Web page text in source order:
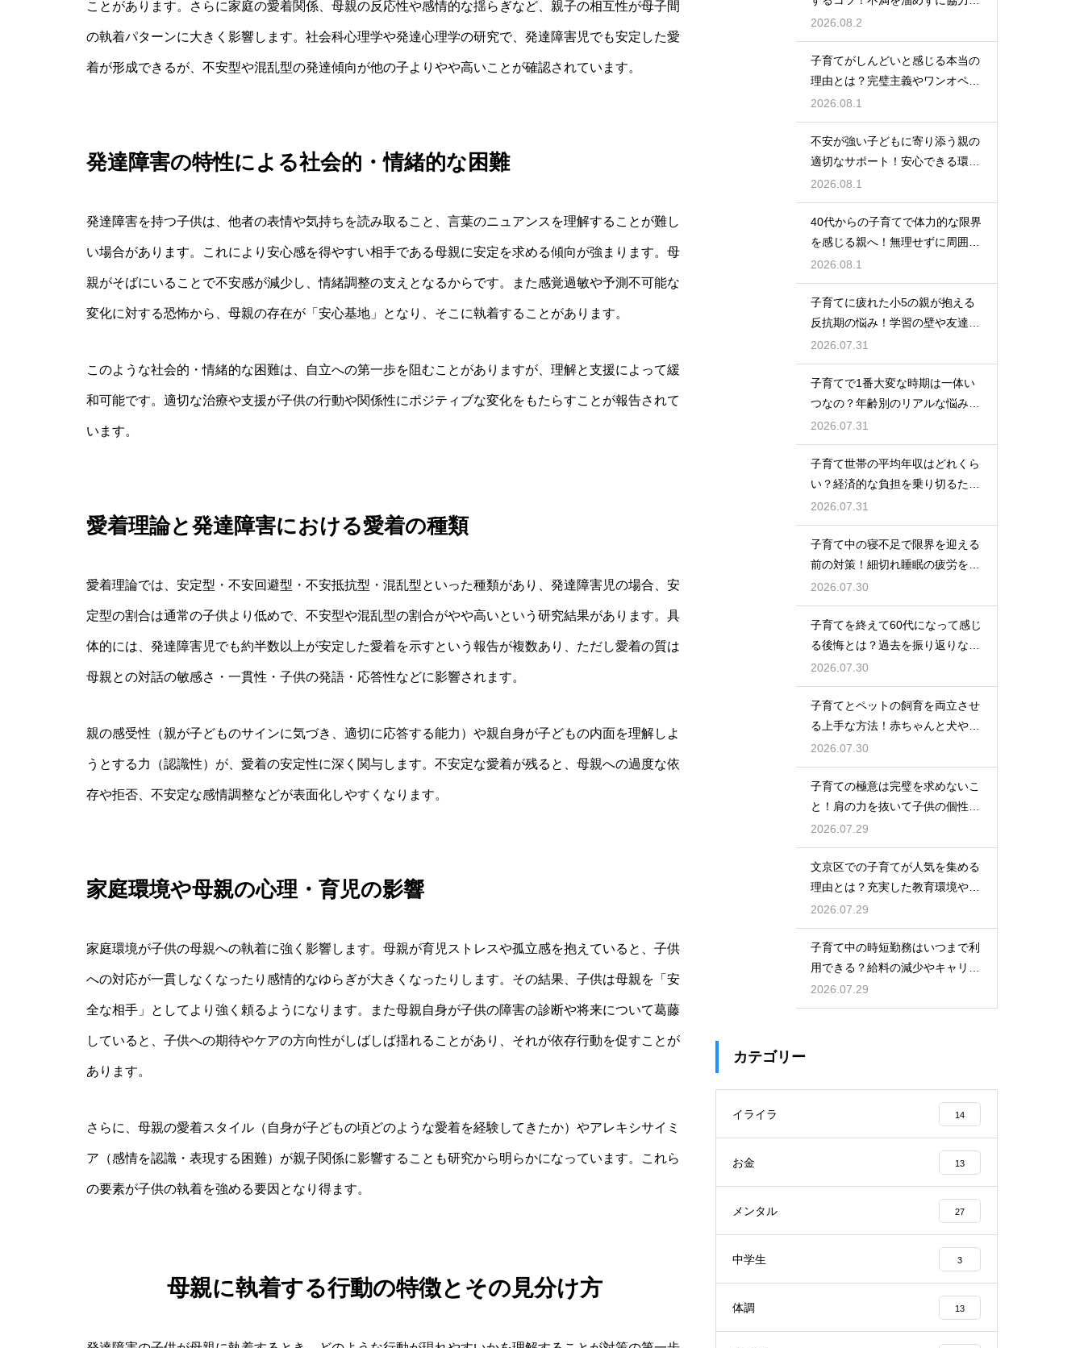
ことがあります。さらに家庭の愛着関係、母親の反応性や感情的な揺らぎなど、親子の相互性が母子間
の執着パターンに大きく影響します。社会科心理学や発達心理学の研究で、発達障害児でも安定した愛
着が形成できるが、不安型や混乱型の発達傾向が他の子よりやや高いことが確認されています。
発達障害の特性による社会的・情緒的な困難
発達障害を持つ子供は、他者の表情や気持ちを読み取ること、言葉のニュアンスを理解することが難し
い場合があります。これにより安心感を得やすい相手である母親に安定を求める傾向が強まります。母
親がそばにいることで不安感が減少し、情緒調整の支えとなるからです。また感覚過敏や予測不可能な
変化に対する恐怖から、母親の存在が「安心基地」となり、そこに執着することがあります。
このような社会的・情緒的な困難は、自立への第一歩を阻むことがありますが、理解と支援によって緩
和可能です。適切な治療や支援が子供の行動や関係性にポジティブな変化をもたらすことが報告されて
います。
愛着理論と発達障害における愛着の種類
愛着理論では、安定型・不安回避型・不安抵抗型・混乱型といった種類があり、発達障害児の場合、安
定型の割合は通常の子供より低めで、不安型や混乱型の割合がやや高いという研究結果があります。具
体的には、発達障害児でも約半数以上が安定した愛着を示すという報告が複数あり、ただし愛着の質は
母親との対話の敏感さ・一貫性・子供の発語・応答性などに影響されます。
親の感受性（親が子どものサインに気づき、適切に応答する能力）や親自身が子どもの内面を理解しよ
うとする力（認識性）が、愛着の安定性に深く関与します。不安定な愛着が残ると、母親への過度な依
存や拒否、不安定な感情調整などが表面化しやすくなります。
家庭環境や母親の心理・育児の影響
家庭環境が子供の母親への執着に強く影響します。母親が育児ストレスや孤立感を抱えていると、子供
への対応が一貫しなくなったり感情的なゆらぎが大きくなったりします。その結果、子供は母親を「安
全な相手」としてより強く頼るようになります。また母親自身が子供の障害の診断や将来について葛藤
していると、子供への期待やケアの方向性がしばしば揺れることがあり、それが依存行動を促すことが
あります。
さらに、母親の愛着スタイル（自身が子どもの頃どのような愛着を経験してきたか）やアレキシサイミ
ア（感情を認識・表現する困難）が親子関係に影響することも研究から明らかになっています。これら
の要素が子供の執着を強める要因となり得ます。
母親に執着する行動の特徴とその見分け方
て育児を乗り切るための上手なコ
ミュニケーション
2026.08.2
子育てがしんどいと感じる本当の
理由とは？完璧主義やワンオペの
負担を手放して自分らしく育児を
楽しむためのヒント
2026.08.1
不安が強い子どもに寄り添う親の
適切なサポート！安心できる環境
を作って自己肯定感を高め自立心
を育むための接し方
2026.08.1
40代からの子育てで体力的な限界
を感じる親へ！無理せずに周囲の
サポートを活用して心に余裕を持
って育児をするコツ
2026.08.1
子育てに疲れた小5の親が抱える
反抗期の悩み！学習の壁や友達関
係のトラブルに適切に向き合って
サポートする術
2026.07.31
子育てで1番大変な時期は一体い
つなの？年齢別のリアルな悩みと
それを乗り越えるための親として
の心構えや工夫
2026.07.31
子育て世帯の平均年収はどれくら
い？経済的な負担を乗り切るため
の家計管理と将来に向けた計画的
な貯金のアドバイス
2026.07.31
子育て中の寝不足で限界を迎える
前の対策！細切れ睡眠の疲労を効
率良く回復させて日中のパフォー
マンスを上げる術
2026.07.30
子育てを終えて60代になって感じ
る後悔とは？過去を振り返りなが
らこれからの自分の人生を豊かに
生きるためのヒント
2026.07.30
子育てとペットの飼育を両立させ
る上手な方法！赤ちゃんと犬や猫
が安全に仲良く暮らすための環境
作りと注意点
2026.07.30
子育ての極意は完璧を求めないこ
と！肩の力を抜いて子供の個性を
尊重しながら笑顔で育児を楽しむ
ためのマインド
2026.07.29
文京区での子育てが人気を集める
理由とは？充実した教育環境や支
援制度を活用して都会で快適に育
児をする術
2026.07.29
子育て中の時短勤務はいつまで利
用できる？給料の減少やキャリア
への影響を考慮して賢く働くため
のポイント
2026.07.29
カテゴリー
イライラ 14
お金 13
メンタル 27
中学生 3
体調 13